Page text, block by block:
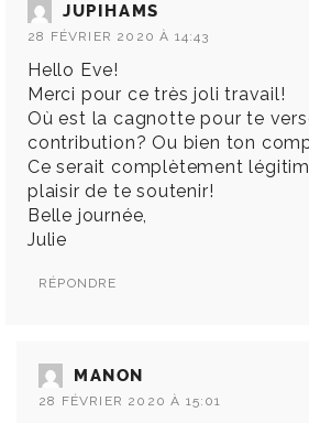
JUPIHAMS
28 FÉVRIER 2020 À 14:43
Hello Eve!
Merci pour ce très joli travail!
Où est la cagnotte pour te
contribution? Ou bien ton
Ce serait complètement
plaisir de te soutenir!
Belle journée,
Julie
RÉPONDRE
MANON
28 FÉVRIER 2020 À 15:01